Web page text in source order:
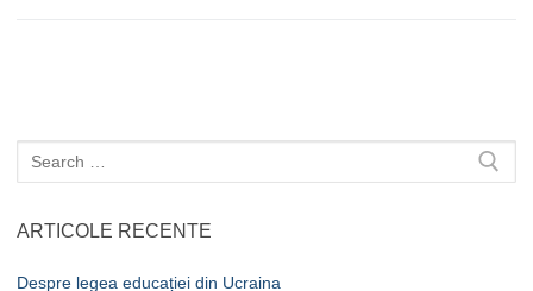
Caută
după:
ARTICOLE RECENTE
Despre legea educației din Ucraina